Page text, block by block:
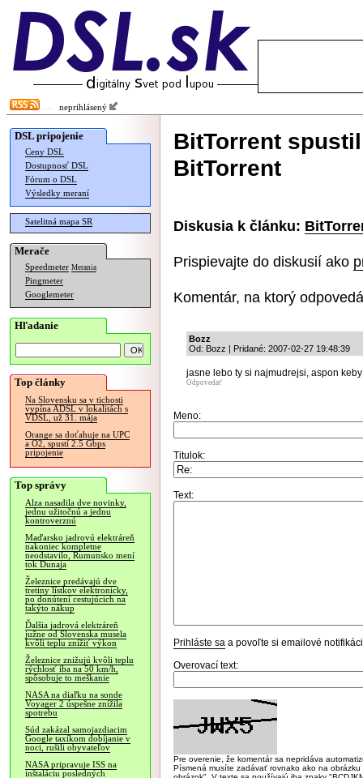
neprihlásený
DSL pripojenie
Ceny DSL
Dostupnosť DSL
Fórum o DSL
Výsledky meraní
Satelitná mapa SR
Merače
Speedmeter Merania
Pingmeter
Googlemeter
Hľadanie
Top články
Na Slovensku sa v tichosti
vypína ADSL v lokalitách s
VDSL, už 31. mája
Orange sa doťahuje na UPC
a O2, spustí 2.5 Gbps
pripojenie
Top správy
Alza nasadila dve novinky,
jednu užitočnú a jednu
kontroverznú
Maďarsko jadrovú elektráreň
nakoniec kompletne
neodstavilo, Rumunsko mení
tok Dunaja
Železnice predávajú dve
tretiny lístkov elektronicky,
po donútení cestujúcich na
takýto nákup
Ďalšia jadrová elektráreň
južne od Slovenska musela
kvôli teplu znížiť výkon
Železnice znižujú kvôli teplu
rýchlosť iba na 50 km/h,
spôsobuje to meškanie
NASA na diaľku na sonde
Voyager 2 úspešne znížila
spotrebu
Súd zakázal samojazdiacim
Google taxíkom dobíjanie v
noci, rušili obyvateľov
NASA pripravuje ISS na
inštaláciu posledných
BitTorrent
BitTorrent
Diskusia k článku:
Prispievajte do diskusií ako
Komentár, na ktorý
Bozz
Od: Bozz | Pridané: 2007-02-27 19:48:39
jasne lebo ty si najmudrejsi, aspon
Odpovedať
Meno:
Titulok:
Text:
Prihláste sa a povoľte si emailové
Overovací text:
Pre overenie, že komentár sa nepridáva
Písmená musíte zadávať rovnako ako na